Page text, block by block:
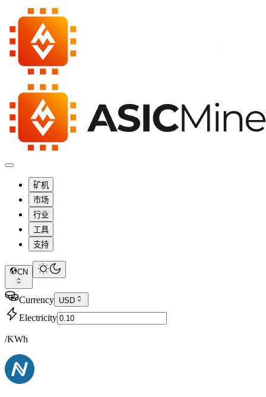
矿机
市场
行业
工具
支持
CN
Currency USD
Electricity
/KWh